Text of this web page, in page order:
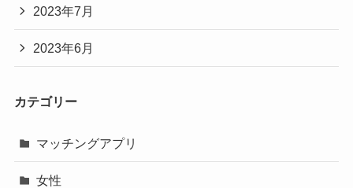
2023年7月
2023年6月
カテゴリー
マッチングアプリ
女性